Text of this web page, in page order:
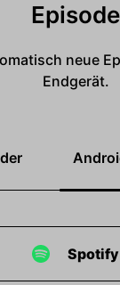
Episode
neue
Endgerät.
Spotify